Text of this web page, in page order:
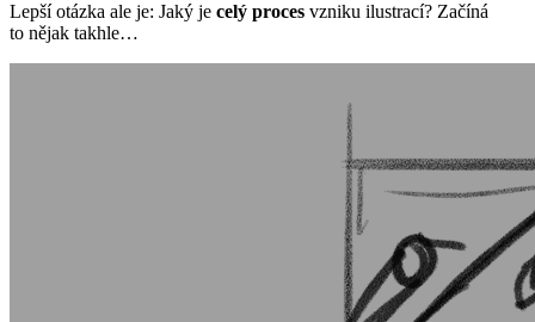
Lepší otázka ale je: Jaký je celý proces vzniku ilustrací? Začíná
to nějak takhle…